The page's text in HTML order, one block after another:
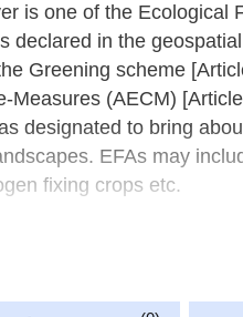
is one of the Ecological
declared in the
Greening scheme
Measures (AECM)
designated to bring
EFAs may
fixing crops etc.
is part of the Land